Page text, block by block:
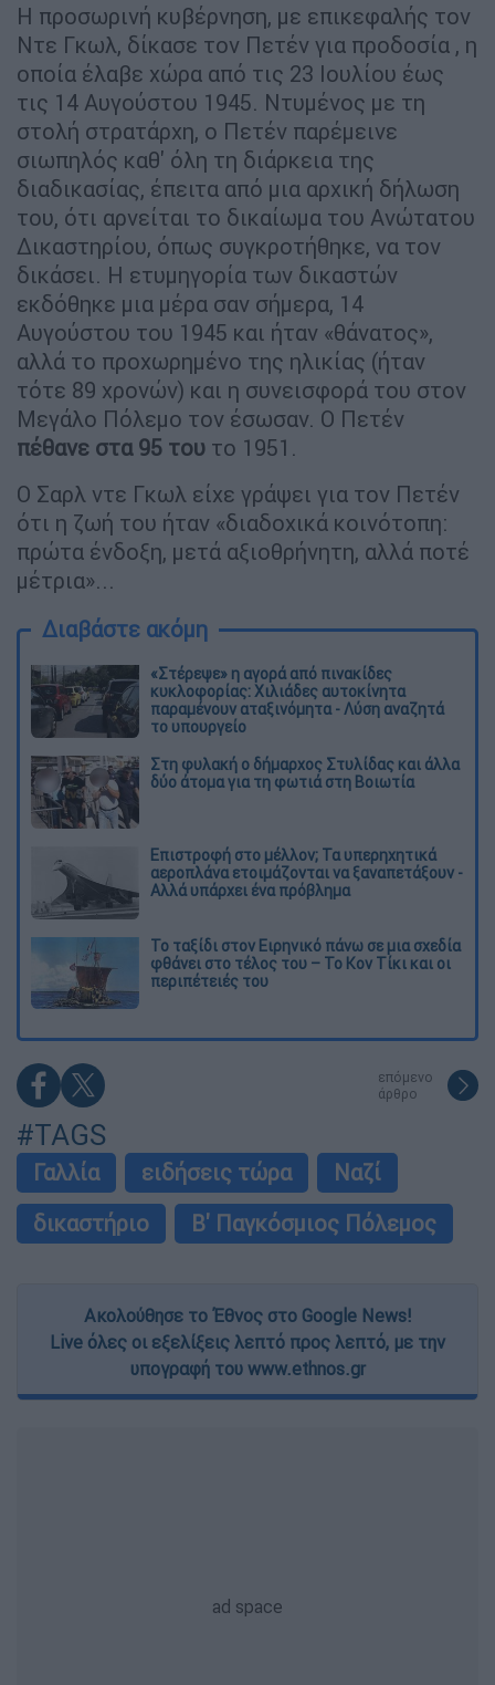
Η προσωρινή κυβέρνηση, με επικεφαλής τον
Ντε Γκωλ, δίκασε τον Πετέν για προδοσία , η
οποία έλαβε χώρα από τις 23 Ιουλίου έως
τις 14 Αυγούστου 1945. Ντυμένος με τη
στολή στρατάρχη, ο Πετέν παρέμεινε
σιωπηλός καθ' όλη τη διάρκεια της
διαδικασίας, έπειτα από μια αρχική δήλωση
του, ότι αρνείται το δικαίωμα του Ανώτατου
Δικαστηρίου, όπως συγκροτήθηκε, να τον
δικάσει. Η ετυμηγορία των δικαστών
εκδόθηκε μια μέρα σαν σήμερα, 14
Αυγούστου του 1945 και ήταν «θάνατος»,
αλλά το προχωρημένο της ηλικίας (ήταν
τότε 89 χρονών) και η συνεισφορά του στον
Μεγάλο Πόλεμο τον έσωσαν. Ο Πετέν
πέθανε στα 95 του το 1951.
Ο Σαρλ ντε Γκωλ είχε γράψει για τον Πετέν
ότι η ζωή του ήταν «διαδοχικά κοινότοπη:
πρώτα ένδοξη, μετά αξιοθρήνητη, αλλά ποτέ
μέτρια»...
Διαβάστε ακόμη
«Στέρεψε» η αγορά από πινακίδες
κυκλοφορίας: Χιλιάδες αυτοκίνητα
παραμένουν αταξινόμητα - Λύση αναζητά
το υπουργείο
Στη φυλακή ο δήμαρχος Στυλίδας και άλλα
δύο άτομα για τη φωτιά στη Βοιωτία
Επιστροφή στο μέλλον; Τα υπερηχητικά
αεροπλάνα ετοιμάζονται να ξαναπετάξουν -
Αλλά υπάρχει ένα πρόβλημα
Το ταξίδι στον Ειρηνικό πάνω σε μια σχεδία
φθάνει στο τέλος του – Το Κον Τίκι και οι
περιπέτειές του
επόμενο
άρθρο
#TAGS
Γαλλία ειδήσεις τώρα
Ναζί
δικαστήριο
Β' Παγκόσμιος Πόλεμος
Ακολούθησε το Έθνος στο Google News!
Live όλες οι εξελίξεις λεπτό προς λεπτό, με την
υπογραφή του www.ethnos.gr